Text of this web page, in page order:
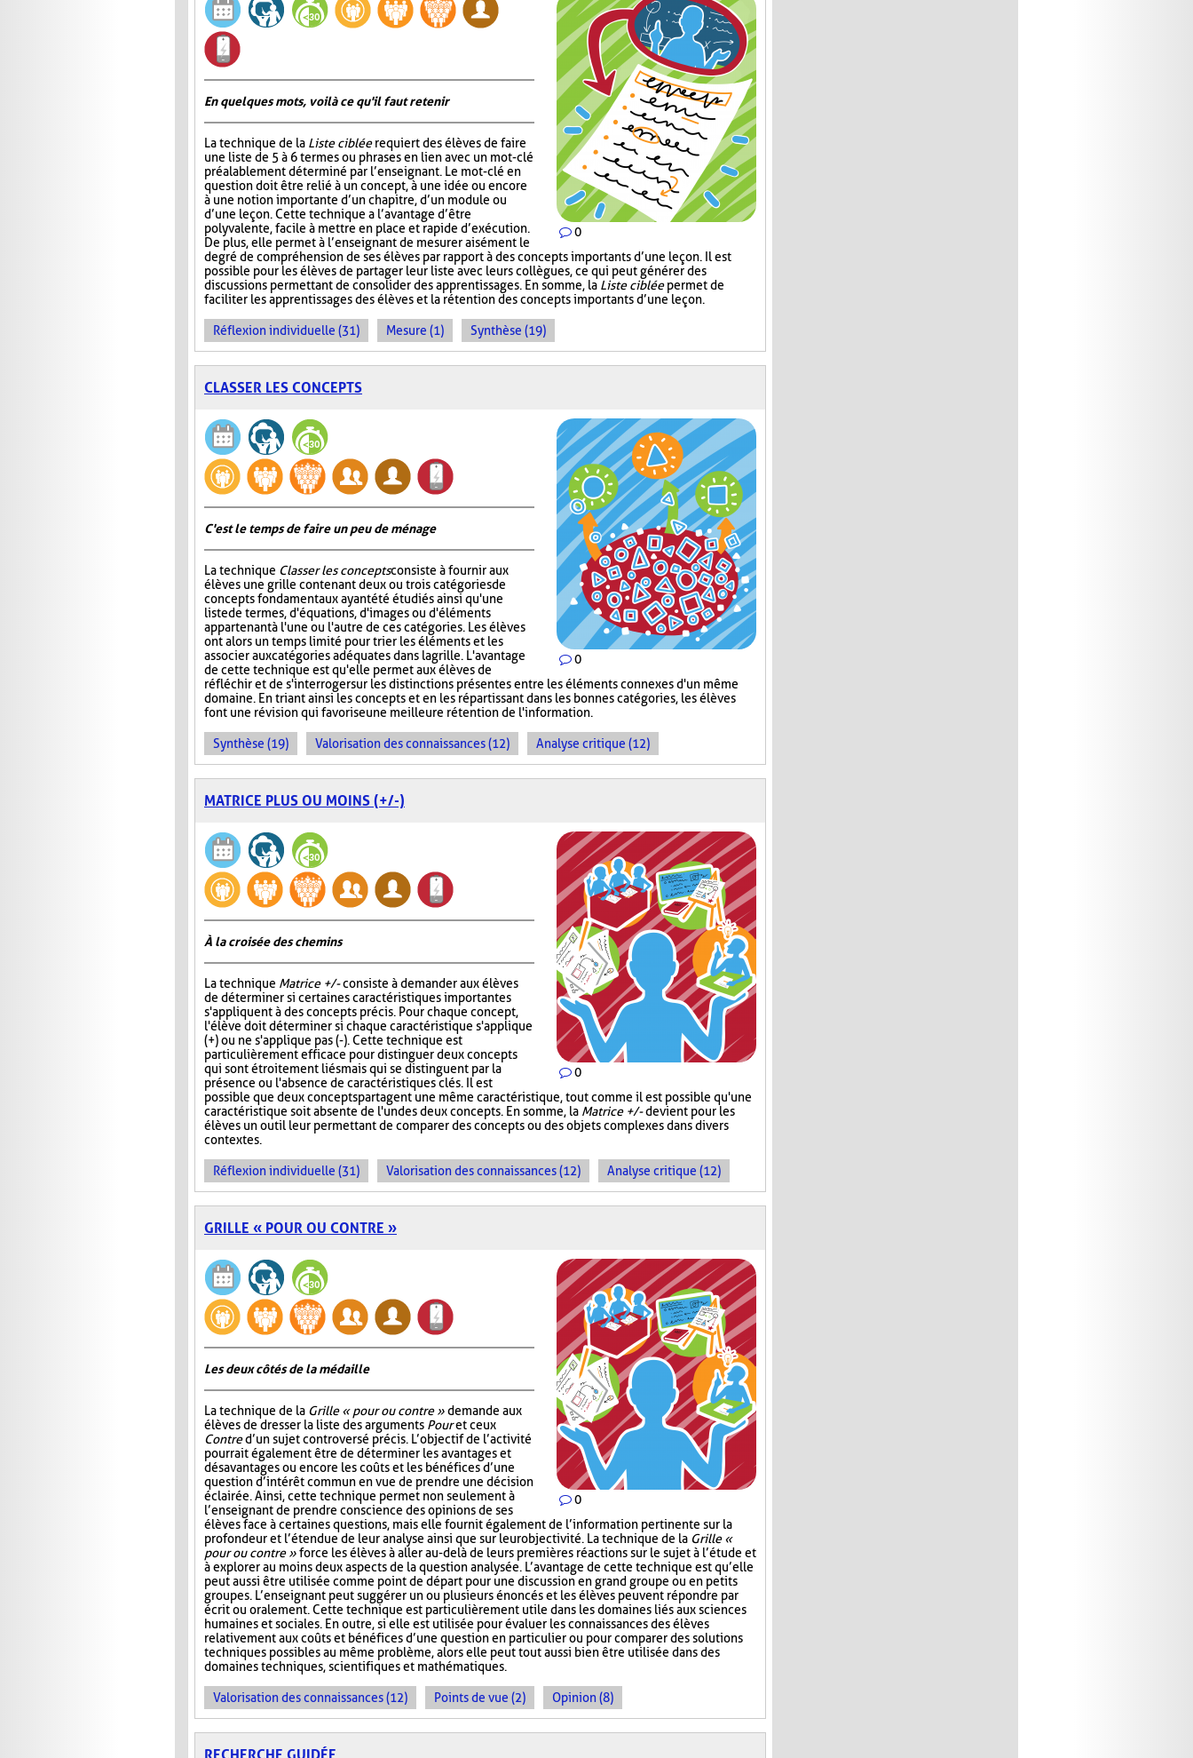
0
En quelques mots, voilà ce qu'il faut retenir
La technique de la Liste cibléerequiert des élèves de faire
une liste de 5 à 6 termes ou phrases en lien avec un mot-clé
préalablement déterminé par l’enseignant. Le mot-clé en
question doit être relié à un concept, à une idée ou encore
à une notion importante d’un chapitre, d’un module ou
d’une leçon. Cette technique a l’avantage d’être
polyvalente, facile à mettre en place et rapide d’exécution.
De plus, elle permet à l’enseignant de mesurer aisément le
degré de compréhension de ses élèves par rapport à des concepts importants d’une leçon. Il est
possible pour les élèves de partager leur liste avec leurs collègues, ce qui peut générer des
discussions permettant de consolider des apprentissages. En somme, la Liste cibléepermet de
faciliter les apprentissages des élèves et la rétention des concepts importants d’une leçon.
Réflexion individuelle (31) Mesure (1) Synthèse (19)
CLASSER LES CONCEPTS
0
C'est le temps de faire un peu de ménage
La technique Classer les conceptsconsiste à fournir aux
élèves une grille contenant deux ou trois catégories de
concepts fondamentaux ayant été étudiés ainsi qu'une
liste de termes, d'équations, d'images ou d'éléments
appartenant à l'une ou l'autre de ces catégories. Les élèves
ont alors un temps limité pour trier les éléments et les
associer aux catégories adéquates dans la grille. L'avantage
de cette technique est qu'elle permet aux élèves de
réfléchir et de s'interroger sur les distinctions présentes entre les éléments connexes d'un même
domaine. En triant ainsi les concepts et en les répartissant dans les bonnes catégories, les élèves
font une révision qui favorise une meilleure rétention de l'information.
Synthèse (19) Valorisation des connaissances (12) Analyse critique (12)
MATRICE PLUS OU MOINS (+/-)
0
À la croisée des chemins
La technique Matrice +/-consiste à demander aux élèves
de déterminer si certaines caractéristiques importantes
s'appliquent à des concepts précis. Pour chaque concept,
l'élève doit déterminer si chaque caractéristique s'applique
(+) ou ne s'applique pas (-). Cette technique est
particulièrement efficace pour distinguer deux concepts
qui sont étroitement liés mais qui se distinguent par la
présence ou l'absence de caractéristiques clés. Il est
possible que deux concepts partagent une même caractéristique, tout comme il est possible qu'une
caractéristique soit absente de l'un des deux concepts. En somme, la Matrice +/-devient pour les
élèves un outil leur permettant de comparer des concepts ou des objets complexes dans divers
contextes.
Réflexion individuelle (31) Valorisation des connaissances (12) Analyse critique (12)
GRILLE « POUR OU CONTRE »
0
Les deux côtés de la médaille
La technique de la Grille « pour ou contre »demande aux
élèves de dresser la liste des arguments Pouret ceux
Contred’un sujet controversé précis. L’objectif de l’activité
pourrait également être de déterminer les avantages et
désavantages ou encore les coûts et les bénéfices d’une
question d’intérêt commun en vue de prendre une décision
éclairée. Ainsi, cette technique permet non seulement à
l’enseignant de prendre conscience des opinions de ses
élèves face à certaines questions, mais elle fournit également de l’information pertinente sur la
profondeur et l’étendue de leur analyse ainsi que sur leur objectivité. La technique de la Grille «
pour ou contre »force les élèves à aller au-delà de leurs premières réactions sur le sujet à l’étude et
à explorer au moins deux aspects de la question analysée. L’avantage de cette technique est qu’elle
peut aussi être utilisée comme point de départ pour une discussion en grand groupe ou en petits
groupes. L’enseignant peut suggérer un ou plusieurs énoncés et les élèves peuvent répondre par
écrit ou oralement. Cette technique est particulièrement utile dans les domaines liés aux sciences
humaines et sociales. En outre, si elle est utilisée pour évaluer les connaissances des élèves
relativement aux coûts et bénéfices d’une question en particulier ou pour comparer des solutions
techniques possibles au même problème, alors elle peut tout aussi bien être utilisée dans des
domaines techniques, scientifiques et mathématiques.
Valorisation des connaissances (12) Points de vue (2) Opinion (8)